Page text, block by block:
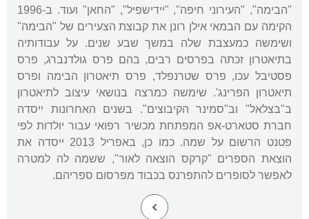
"הבימה", "העירוני חיפה", "יידישפיל", "החאן" ועוד. ב-1996
הקימה עם הבמאי אילן רונן את קבוצת הצעירים של "הבימה"
ושימשה כמעצבת שלה במשך שבע שנים. על עבודותיה
בתיאטרון זכתה בפרסים רבים, בהם פרס גולדנברג, פרס
פסטיבל עכו, פרס שטרנפלד, פרס תיאטרון הבימה ופרס
תיאטרון הפרינג'. שימשה כמרצה בנושאי עיצוב לתיאטרון
ב"בצלאל" וב"סמינר הקיבוצים". בשנים האחרונות ייסדה
חברת סטארט-אפ המפתחת מכשיר רפואי עבור יולדות לפי
פטנט הרשום על שמה. כמו כן, באפריל 2013 ייסדה את
הוצאת הספרים "קרקס הוצאה לאור", ששמה לה למטרה
לאפשר לסופרים להתפרנס בכבוד מפרסום ספריהם.